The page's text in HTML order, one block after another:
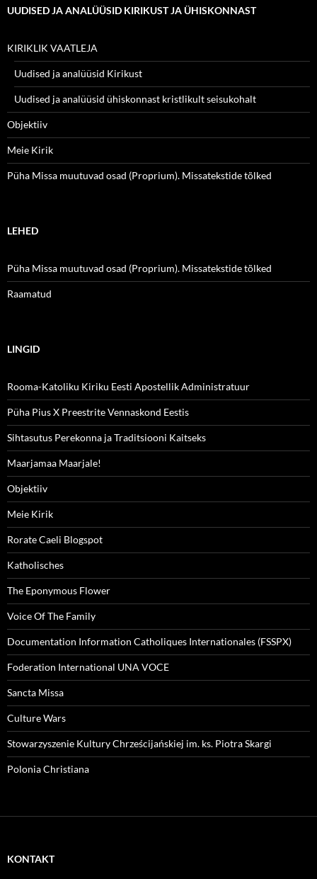
UUDISED JA ANALÜÜSID KIRIKUST JA ÜHISKONNAST
KIRIKLIK VAATLEJA
Uudised ja analüüsid Kirikust
Uudised ja analüüsid ühiskonnast kristlikult seisukohalt
Objektiiv
Meie Kirik
Püha Missa muutuvad osad (Proprium). Missatekstide tõlked
LEHED
Püha Missa muutuvad osad (Proprium). Missatekstide tõlked
Raamatud
LINGID
Rooma-Katoliku Kiriku Eesti Apostellik Administratuur
Püha Pius X Preestrite Vennaskond Eestis
Sihtasutus Perekonna ja Traditsiooni Kaitseks
Maarjamaa Maarjale!
Objektiiv
Meie Kirik
Rorate Caeli Blogspot
Katholisches
The Eponymous Flower
Voice Of The Family
Documentation Information Catholiques Internationales (FSSPX)
Foderation International UNA VOCE
Sancta Missa
Culture Wars
Stowarzyszenie Kultury Chrześcijańskiej im. ks. Piotra Skargi
Polonia Christiana
KONTAKT